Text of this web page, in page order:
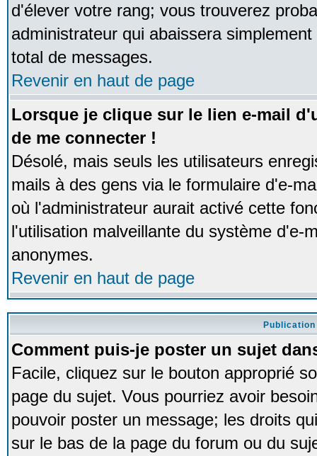
d'élever votre rang; vous trouverez
administrateur qui abaissera
total de messages.
Revenir en haut de page
Lorsque je clique sur le lien e-mail
de me connecter !
Désolé, mais seuls les utilisateurs
mails à des gens via le formulaire d'e-
où l'administrateur aurait activé cette
l'utilisation malveillante du système d'e-
anonymes.
Revenir en haut de page
Publication
Comment puis-je poster un sujet
Facile, cliquez sur le bouton approprié
page du sujet. Vous pourriez avoir
pouvoir poster un message; les droits
sur le bas de la page du forum ou du